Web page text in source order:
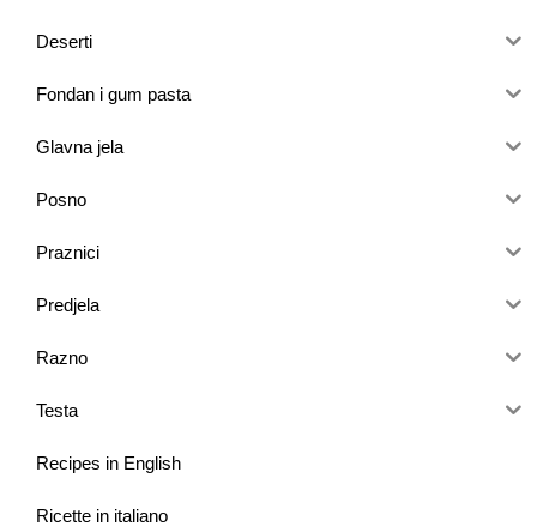
Deserti
Fondan i gum pasta
Glavna jela
Posno
Praznici
Predjela
Razno
Testa
Recipes in English
Ricette in italiano